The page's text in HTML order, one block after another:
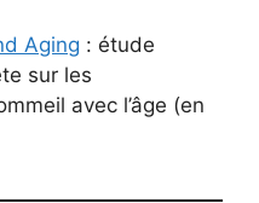
Aging : étude
sur les
avec l’âge (en